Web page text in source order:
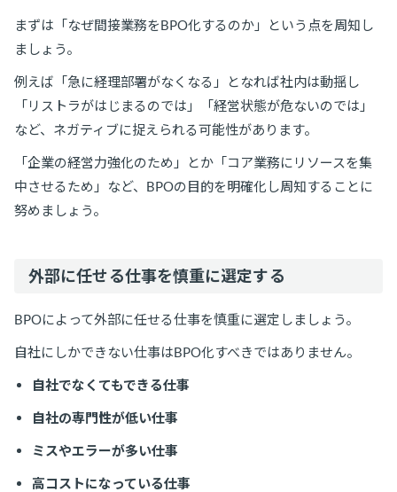
まずは「なぜ間接業務をBPO化するのか」という点を周知し
ましょう。
例えば「急に経理部署がなくなる」となれば社内は動揺し
「リストラがはじまるのでは」「経営状態が危ないのでは」
など、ネガティブに捉えられる可能性があります。
「企業の経営力強化のため」とか「コア業務にリソースを集
中させるため」など、BPOの目的を明確化し周知することに
努めましょう。
外部に任せる仕事を慎重に選定する
BPOによって外部に任せる仕事を慎重に選定しましょう。
自社にしかできない仕事はBPO化すべきではありません。
自社でなくてもできる仕事
自社の専門性が低い仕事
ミスやエラーが多い仕事
高コストになっている仕事